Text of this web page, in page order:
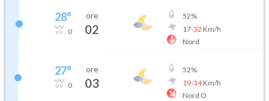
28°
0
ore
02
52%
17-32 Km/h
Nord
27°
0
ore
03
52%
19-34Km/h
Nord O